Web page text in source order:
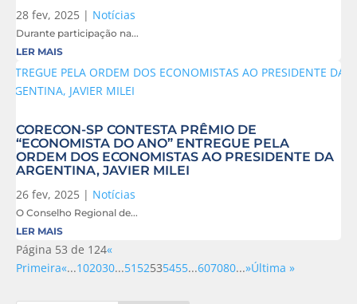
28 fev, 2025 | Notícias
Durante participação na...
LER MAIS
CORECON-SP CONTESTA PRÊMIO DE
“ECONOMISTA DO ANO” ENTREGUE PELA
ORDEM DOS ECONOMISTAS AO PRESIDENTE DA
ARGENTINA, JAVIER MILEI
26 fev, 2025 | Notícias
O Conselho Regional de...
LER MAIS
Página 53 de 124«
Primeira«...102030...51 52535455...607080...»Última »